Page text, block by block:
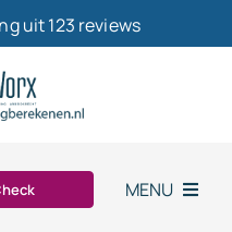
uit 123 reviews
MENU